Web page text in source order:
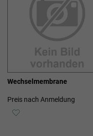
Wechselmembrane
Preis nach Anmeldung
ZUR